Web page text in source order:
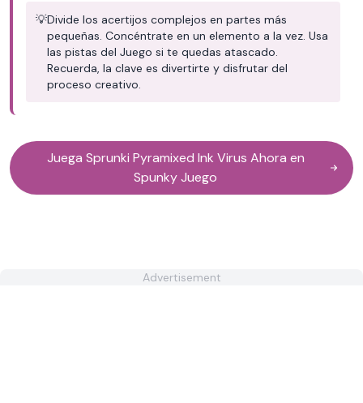
💡Divide los acertijos complejos en partes más
pequeñas. Concéntrate en un elemento a la vez. Usa
las pistas del Juego si te quedas atascado.
Recuerda, la clave es divertirte y disfrutar del
proceso creativo.
Juega Sprunki Pyramixed Ink Virus Ahora en
Spunky Juego
Advertisement